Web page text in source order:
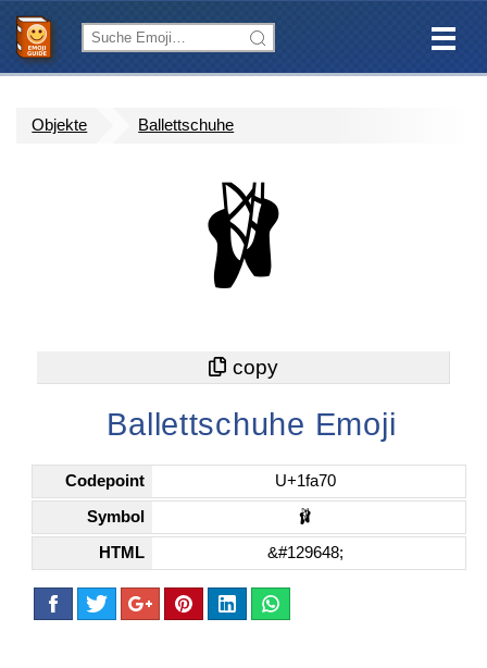
Objekte Ballettschuhe
🩰
Ballettschuhe Emoji
Codepoint U+1fa70
Symbol 🩰
HTML &#129648;